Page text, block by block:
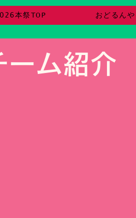
本祭TOP おどるんや
ーム紹介